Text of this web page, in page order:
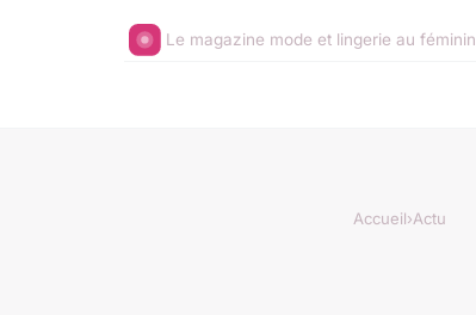
Le magazine mode et lingerie au féminin
Accueil›Actu